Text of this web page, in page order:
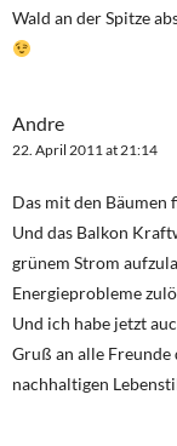
Wald an der Spitze
Andre
22. April 2011 at 21:14
Das mit den Bäumen
Und das Balkon
grünem Strom
Energieprobleme
Und ich habe jetzt
Gruß an alle Freunde
nachhaltigen